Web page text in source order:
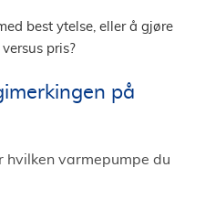
best ytelse, eller å gjøre
pris?
på
hvilken varmepumpe du